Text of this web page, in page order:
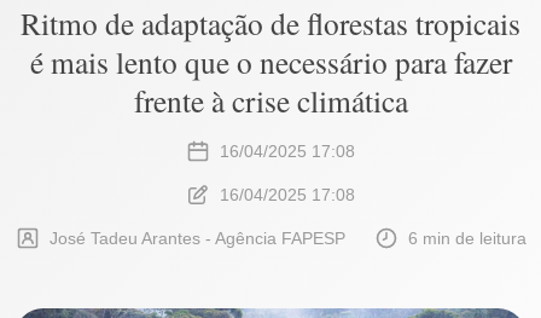
Ritmo de adaptação de florestas tropicais
é mais lento que o necessário para fazer
frente à crise climática
16/04/2025 17:08
16/04/2025 17:08
José Tadeu Arantes - Agência FAPESP 6 min de leitura